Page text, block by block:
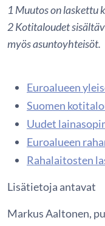
1 Muutos on laskettu
2 Kotitaloudet
myös asuntoyhteisöt.
Euroalueen
Suomen
Uudet
Euroalueen
Rahalaitosten
Lisätietoja antavat
Markus Aaltonen,